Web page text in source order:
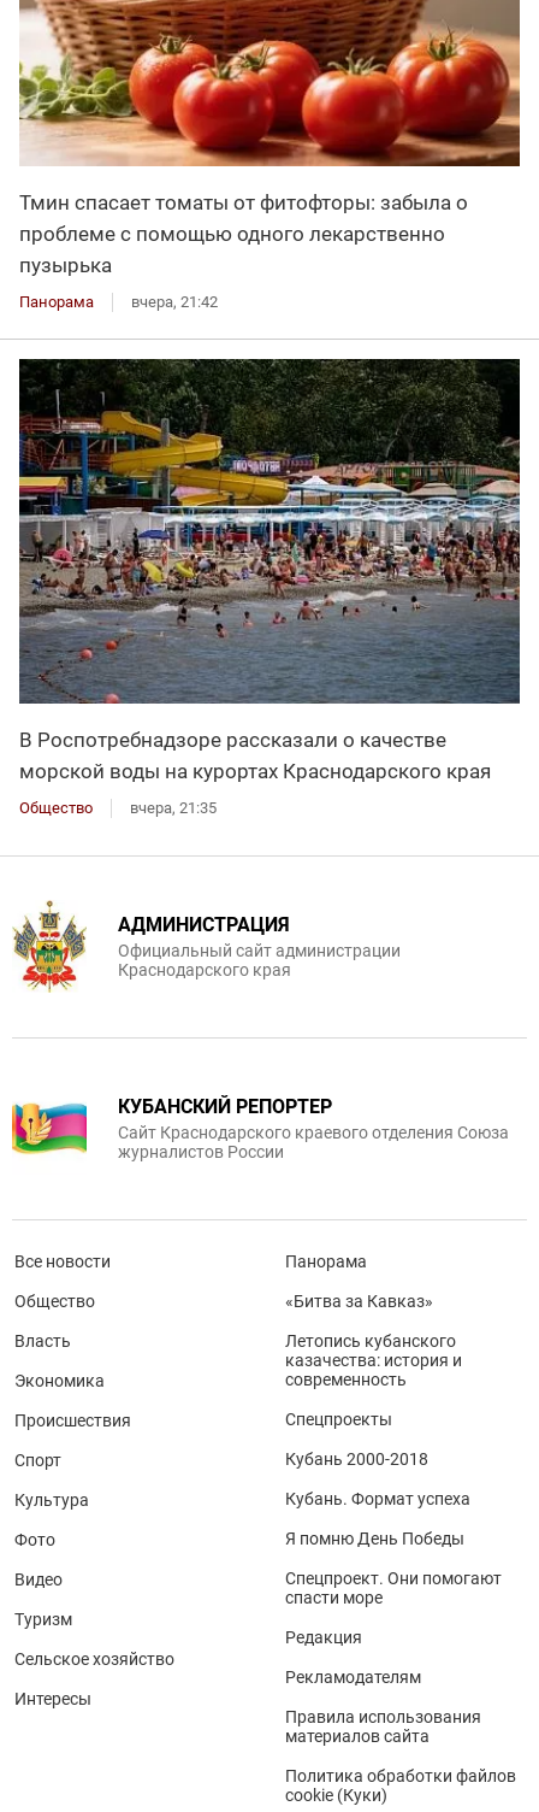
Тмин спасает томаты от фитофторы: забыла о
проблеме с помощью одного лекарственно
пузырька
Панорама вчера, 21:42
В Роспотребнадзоре рассказали о качестве
морской воды на курортах Краснодарского края
Общество вчера, 21:35
АДМИНИСТРАЦИЯ
Официальный сайт администрации
Краснодарского края
КУБАНСКИЙ РЕПОРТЕР
Сайт Краснодарского краевого отделения Союза
журналистов России
Все новости
Общество
Власть
Экономика
Происшествия
Спорт
Культура
Фото
Видео
Туризм
Сельское хозяйство
Интересы
Панорама
«Битва за Кавказ»
Летопись кубанского
казачества: история и
современность
Спецпроекты
Кубань 2000-2018
Кубань. Формат успеха
Я помню День Победы
Спецпроект. Они помогают
спасти море
Редакция
Рекламодателям
Правила использования
материалов сайта
Политика обработки файлов
cookie (Куки)